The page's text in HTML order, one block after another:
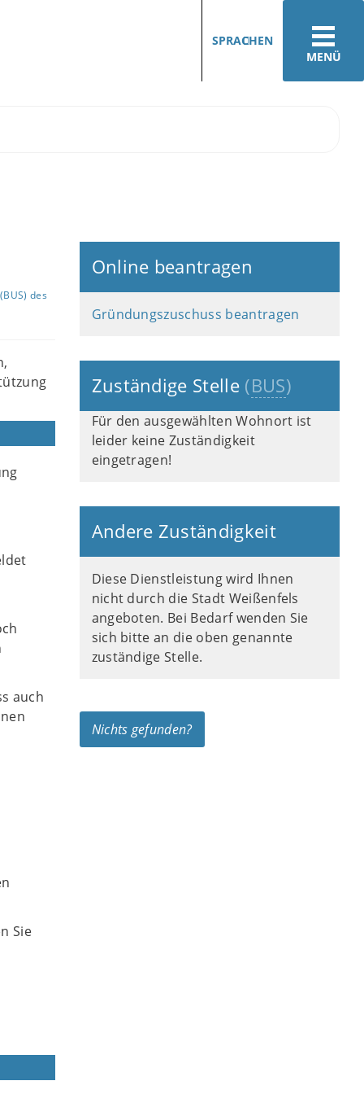
MENÜ
SPRACHEN
des
auch
Sie
Online beantragen
Gründungszuschuss beantragen
Zuständige Stelle (BUS)
Für den ausgewählten Wohnort ist
leider keine Zuständigkeit
eingetragen!
Andere Zuständigkeit
Diese Dienstleistung wird Ihnen
nicht durch die Stadt Weißenfels
angeboten. Bei Bedarf wenden Sie
sich bitte an die oben genannte
zuständige Stelle.
Nichts gefunden?